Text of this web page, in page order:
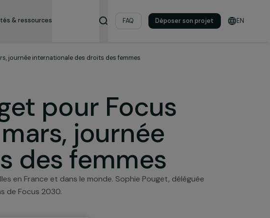
Actualités & ressources FAQ Déposer son
du 8 mars, journée internationale des droits des femmes
pour Focus
mars, journée
des femmes
des filles en France et dans le monde. Sophie Pouget, déléguée